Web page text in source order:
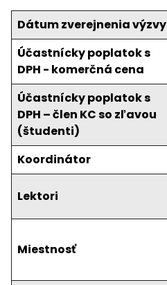
Dátum zverejnenia výzvy
Účastnícky poplatok s
DPH - komerčná cena
Účastnícky poplatok s
DPH – člen KC so zľavou
(študenti)
Koordinátor
Lektori
Miestnosť